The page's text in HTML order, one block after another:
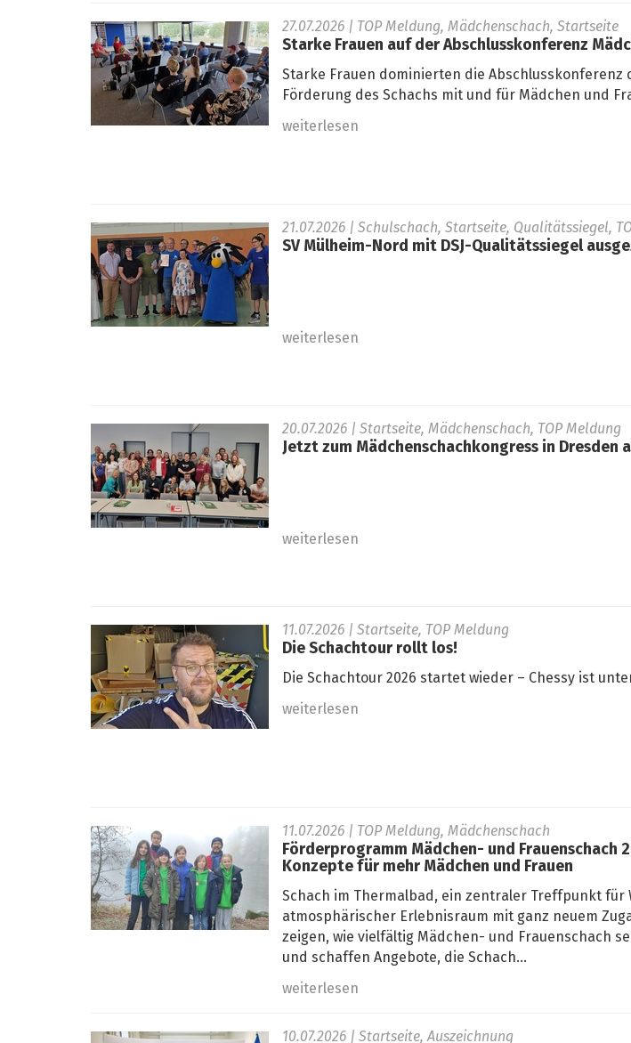
27.07.2026 | TOP Meldung, Mädchenschach, Startseite
Starke Frauen auf der Abschlusskonferenz
Starke Frauen dominierten die Abschlusskonferenz
Förderung des Schachs mit und für Mädchen und
weiterlesen
21.07.2026 | Schulschach, Startseite, Qualitätssiegel,
SV Mülheim-Nord mit DSJ-Qualitätssiegel
weiterlesen
20.07.2026 | Startseite, Mädchenschach, TOP Meldung
Jetzt zum Mädchenschachkongress in Dresden
weiterlesen
11.07.2026 | Startseite, TOP Meldung
Die Schachtour rollt los!
Die Schachtour 2026 startet wieder – Chessy ist
weiterlesen
11.07.2026 | TOP Meldung, Mädchenschach
Förderprogramm Mädchen- und
Konzepte für mehr Mädchen und Frauen
Schach im Thermalbad, ein zentraler Treffpunkt
atmosphärischer Erlebnisraum mit ganz neuem
zeigen, wie vielfältig Mädchen- und Frauenschach
und schaffen Angebote, die Schach...
weiterlesen
10.07.2026 | Startseite, Auszeichnung